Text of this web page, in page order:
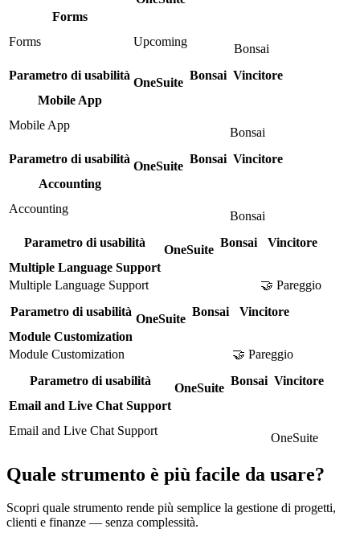
Forms
Forms
Upcoming
Bonsai
Parametro di usabilità
OneSuite
Bonsai Vincitore
Mobile App
Mobile App
Bonsai
Parametro di usabilità
OneSuite
Bonsai Vincitore
Accounting
Accounting
Bonsai
Parametro di usabilità
OneSuite
Bonsai
Vincitore
Multiple Language Support
Multiple Language Support
🤝 Pareggio
Parametro di usabilità
OneSuite
Bonsai
Vincitore
Module Customization
Module Customization
🤝 Pareggio
Parametro di usabilità
OneSuite
Bonsai Vincitore
Email and Live Chat Support
Email and Live Chat Support
OneSuite
Quale strumento è più facile da usare?
Scopri quale strumento rende più semplice la gestione di progetti,
clienti e finanze — senza complessità.